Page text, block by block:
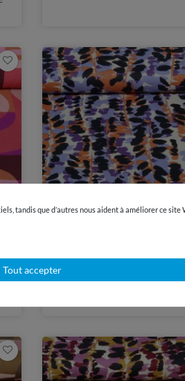
0,5 mètre(s) | 12,00 € / mètre(s)
Coton-viscose - Motif
tandis que d’autres nous aident à améliorer ce site
Tout accepter